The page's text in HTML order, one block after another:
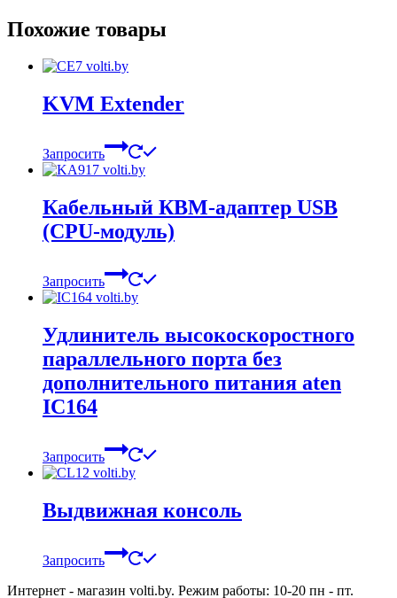
Похожие товары
KVM Extender
Запросить
Кабельный КВМ-адаптер USB
(CPU-модуль)
Запросить
Удлинитель высокоскоростного
параллельного порта без
дополнительного питания aten
IC164
Запросить
Выдвижная консоль
Запросить
Интернет - магазин volti.by. Режим работы: 10-20 пн - пт.